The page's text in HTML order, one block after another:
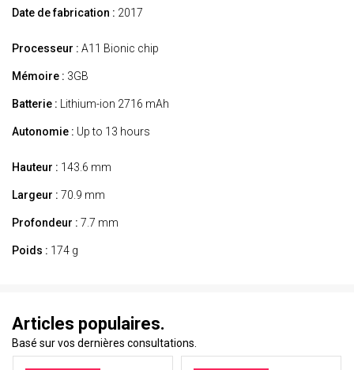
Date de fabrication : 2017
Processeur : A11 Bionic chip
Mémoire : 3GB
Batterie : Lithium-ion 2716 mAh
Autonomie : Up to 13 hours
Hauteur : 143.6 mm
Largeur : 70.9 mm
Profondeur : 7.7 mm
Poids : 174 g
Articles populaires.
Basé sur vos dernières consultations.